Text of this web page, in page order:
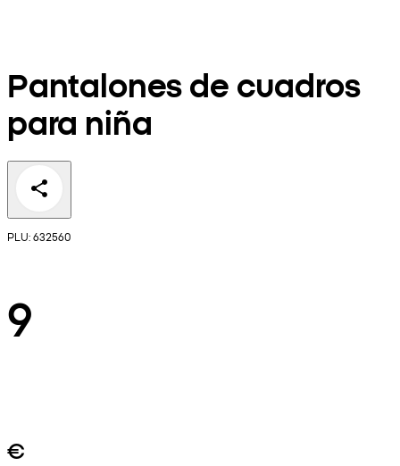
Pantalones de cuadros
para niña
PLU: 632560
9
€